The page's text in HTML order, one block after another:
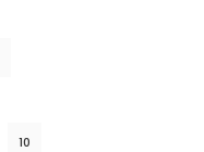
10